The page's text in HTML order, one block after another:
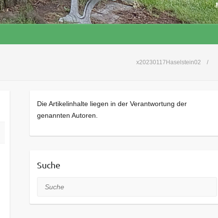
x20230117Haselstein02
Die Artikelinhalte liegen in der Verantwortung der
genannten Autoren.
Suche
Suche